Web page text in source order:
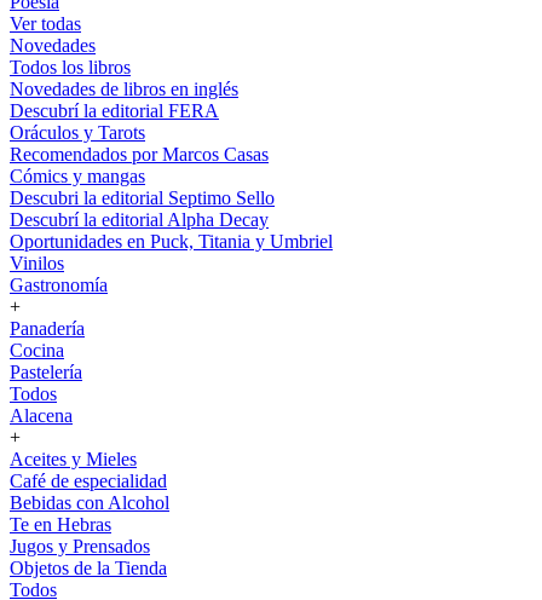
Ver todas
Novedades
Todos los libros
Novedades de libros en inglés
Descubrí la editorial FERA
Oráculos y Tarots
Recomendados por Marcos Casas
Cómics y mangas
Descubri la editorial Septimo Sello
Descubrí la editorial Alpha Decay
Oportunidades en Puck, Titania y Umbriel
Vinilos
Gastronomía
+
Panadería
Cocina
Pastelería
Todos
Alacena
+
Aceites y Mieles
Café de especialidad
Bebidas con Alcohol
Te en Hebras
Jugos y Prensados
Objetos de la Tienda
Todos